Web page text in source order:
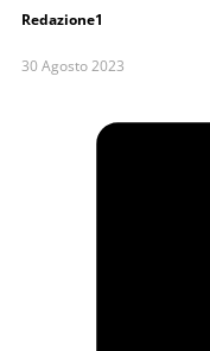
Redazione1
30 Agosto 2023